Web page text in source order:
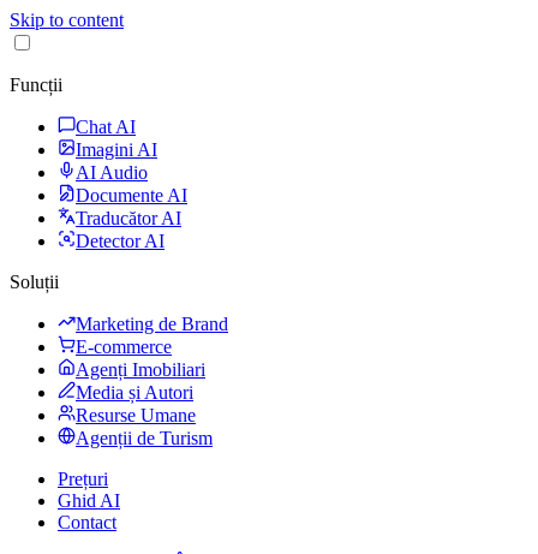
Skip to content
Funcții
Chat AI
Imagini AI
AI Audio
Documente AI
Traducător AI
Detector AI
Soluții
Marketing de Brand
E-commerce
Agenți Imobiliari
Media și Autori
Resurse Umane
Agenții de Turism
Prețuri
Ghid AI
Contact